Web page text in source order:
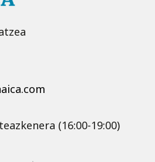
(16:00-19:00)